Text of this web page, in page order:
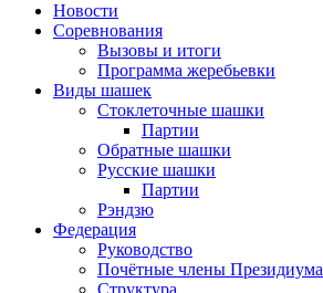
Новости
Соревнования
Вызовы и итоги
Программа жеребьевки
Виды шашек
Стоклеточные шашки
Партии
Обратные шашки
Русские шашки
Партии
Рэндзю
Федерация
Руководство
Почётные члены Президиума
Структура